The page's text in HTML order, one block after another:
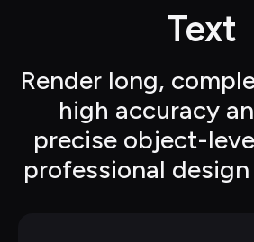
Text
Render long,
high accuracy
precise object-
professional